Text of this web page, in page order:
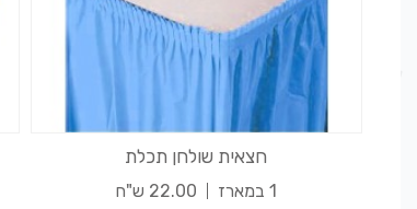
חצאית שולחן תכלת
1 במארז 22.00 ש"ח